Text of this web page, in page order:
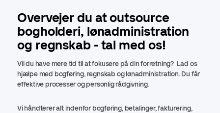
Overvejer du at outsource
bogholderi, lønadministration
og regnskab - tal med os!
Vil du have mere tid til at fokusere på din forretning? Lad os
hjælpe med bogføring, regnskab og lønadministration. Du får
effektive processer og personlig rådgivning.
Vi håndterer alt indenfor bogføring, betalinger, fakturering,